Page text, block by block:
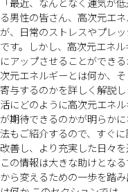
る男性の皆さん、高次元エ
が、日常のストレスやプレ
です。しかし、高次元エネ
にアップさせることができ
次元エネルギーとは何か、
寄与するのかを詳しく解説
活にどのように高次元エネ
が期待できるのかが明らか
法もご紹介するので、すぐ
改善し、より充実した日々を
この情報は大きな助けとな
から変えるための一歩を踏